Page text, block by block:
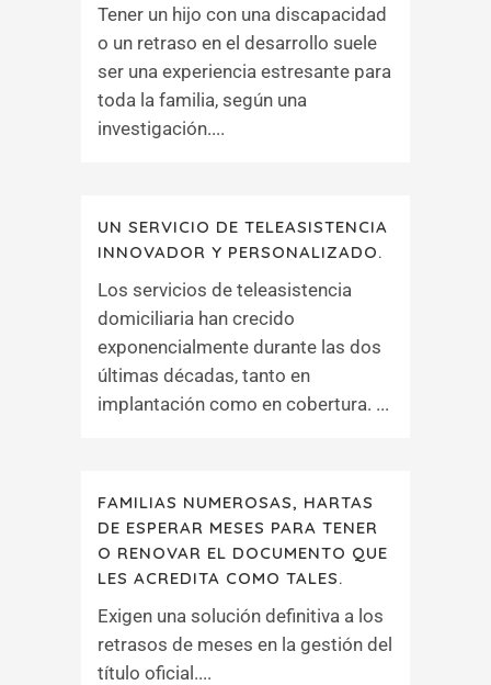
Tener un hijo con una discapacidad
o un retraso en el desarrollo suele
ser una experiencia estresante para
toda la familia, según una
investigación....
UN SERVICIO DE TELEASISTENCIA
INNOVADOR Y PERSONALIZADO.
Los servicios de teleasistencia
domiciliaria han crecido
exponencialmente durante las dos
últimas décadas, tanto en
implantación como en cobertura. ...
FAMILIAS NUMEROSAS, HARTAS
DE ESPERAR MESES PARA TENER
O RENOVAR EL DOCUMENTO QUE
LES ACREDITA COMO TALES.
Exigen una solución definitiva a los
retrasos de meses en la gestión del
título oficial....